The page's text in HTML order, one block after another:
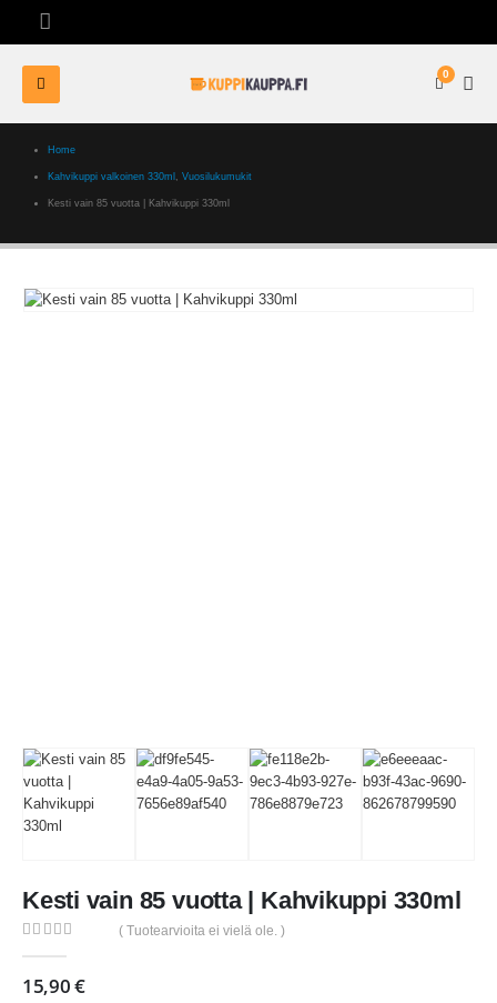
0
Home
Kahvikuppi valkoinen 330ml ,Vuosilukumukit
Kesti vain 85 vuotta | Kahvikuppi 330ml
Kesti vain 85 vuotta | Kahvikuppi 330ml
( Tuotearvioita ei vielä ole. )
15,90€